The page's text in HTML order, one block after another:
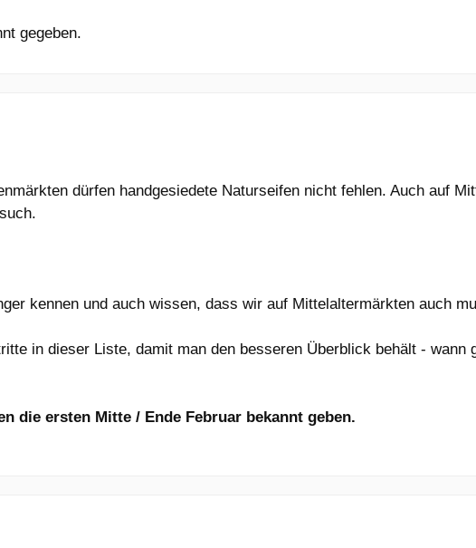
gegeben.
dürfen handgesiedete Naturseifen nicht fehlen. Auch auf
kennen und auch wissen, dass wir auf Mittelaltermärkten auch
in dieser Liste, damit man den besseren Überblick behält - wann
die ersten Mitte / Ende Februar bekannt geben.